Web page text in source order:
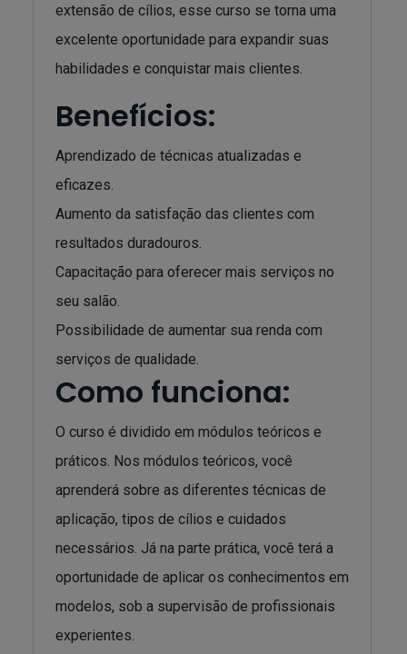
extensão de cílios, esse curso se torna uma
excelente oportunidade para expandir suas
habilidades e conquistar mais clientes.
Benefícios:
Aprendizado de técnicas atualizadas e
eficazes.
Aumento da satisfação das clientes com
resultados duradouros.
Capacitação para oferecer mais serviços no
seu salão.
Possibilidade de aumentar sua renda com
serviços de qualidade.
Como funciona:
O curso é dividido em módulos teóricos e
práticos. Nos módulos teóricos, você
aprenderá sobre as diferentes técnicas de
aplicação, tipos de cílios e cuidados
necessários. Já na parte prática, você terá a
oportunidade de aplicar os conhecimentos em
modelos, sob a supervisão de profissionais
experientes.